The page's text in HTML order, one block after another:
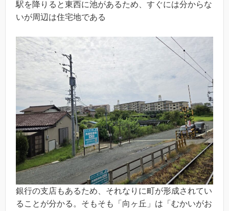
駅を降りると東西に池があるため、すぐには分からな
いが周辺は住宅地である
銀行の支店もあるため、それなりに町が形成されてい
ることが分かる。そもそも「向ヶ丘」は「むかいがお